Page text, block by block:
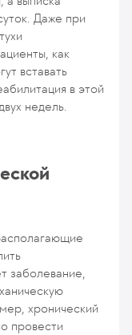
Даже при
как
вставать
в этой
недель.
заболевание,
хронический
провести